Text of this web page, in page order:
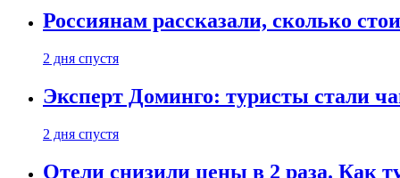
Россиянам рассказали, сколько
2 дня спустя
Эксперт Доминго: туристы стали
2 дня спустя
Отели снизили цены в 2 раза. Как